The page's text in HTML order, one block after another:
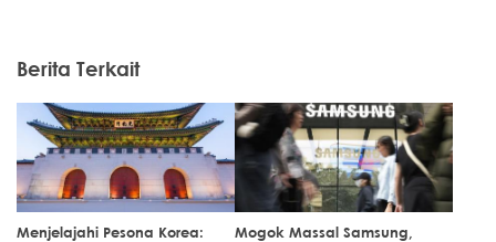
Berita Terkait
Menjelajahi Pesona Korea:
Mogok Massal Samsung,